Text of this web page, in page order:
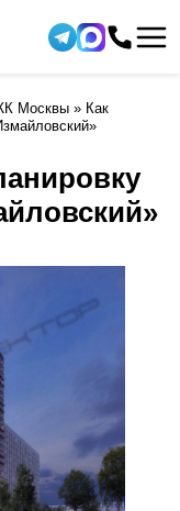
Москвы » Как